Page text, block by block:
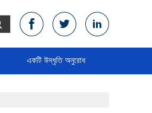
একটি উদ্ধৃতি অনুরোধ